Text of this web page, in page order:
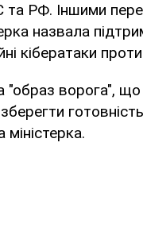
та РФ. Іншими
назвала
кібератаки
ворога", що